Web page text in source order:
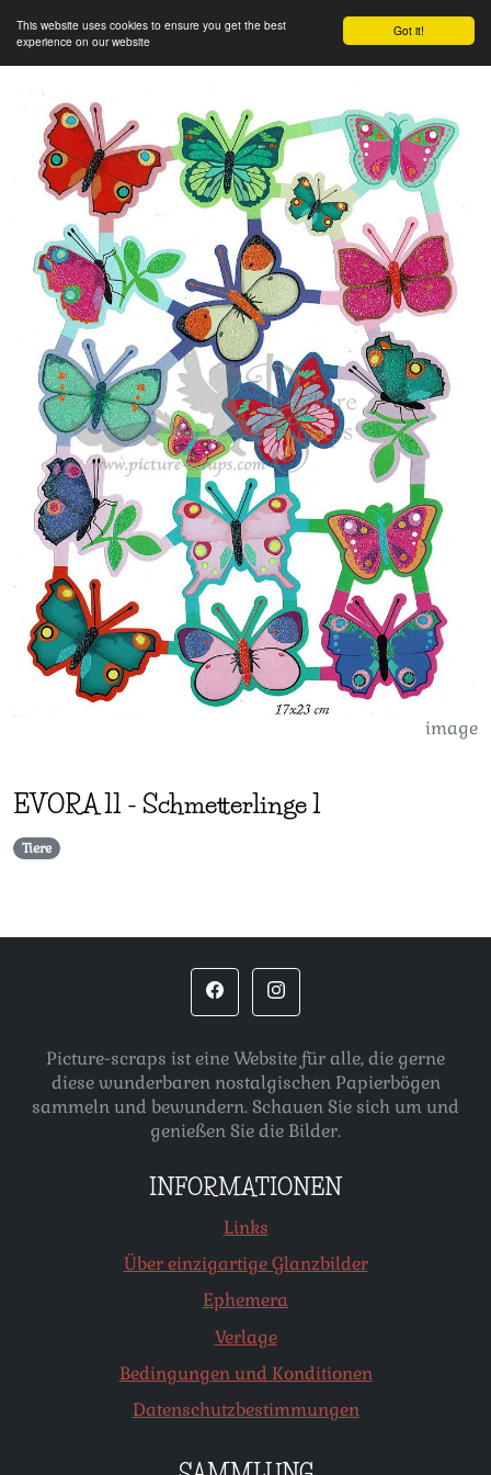
Got it!
This website uses cookies to ensure you get the best
experience on our website
image
EVORA11 - Schmetterlinge 1
Tiere
Picture-scraps ist eine Website für alle, die gerne
diese wunderbaren nostalgischen Papierbögen
sammeln und bewundern. Schauen Sie sich um und
genießen Sie die Bilder.
INFORMATIONEN
Links
Über einzigartige Glanzbilder
Ephemera
Verlage
Bedingungen und Konditionen
Datenschutzbestimmungen